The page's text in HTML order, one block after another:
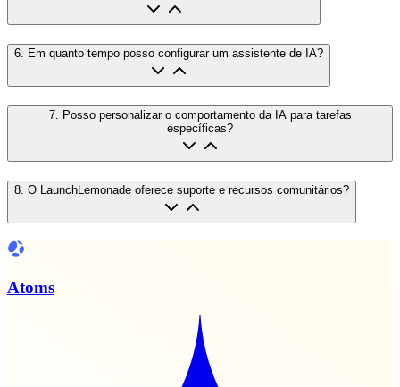
6. Em quanto tempo posso configurar um assistente de IA?
7.
Posso personalizar o comportamento da IA para tarefas
específicas?
8 O LaunchLemonade oferece suporte e recursos comunitários?
Atoms